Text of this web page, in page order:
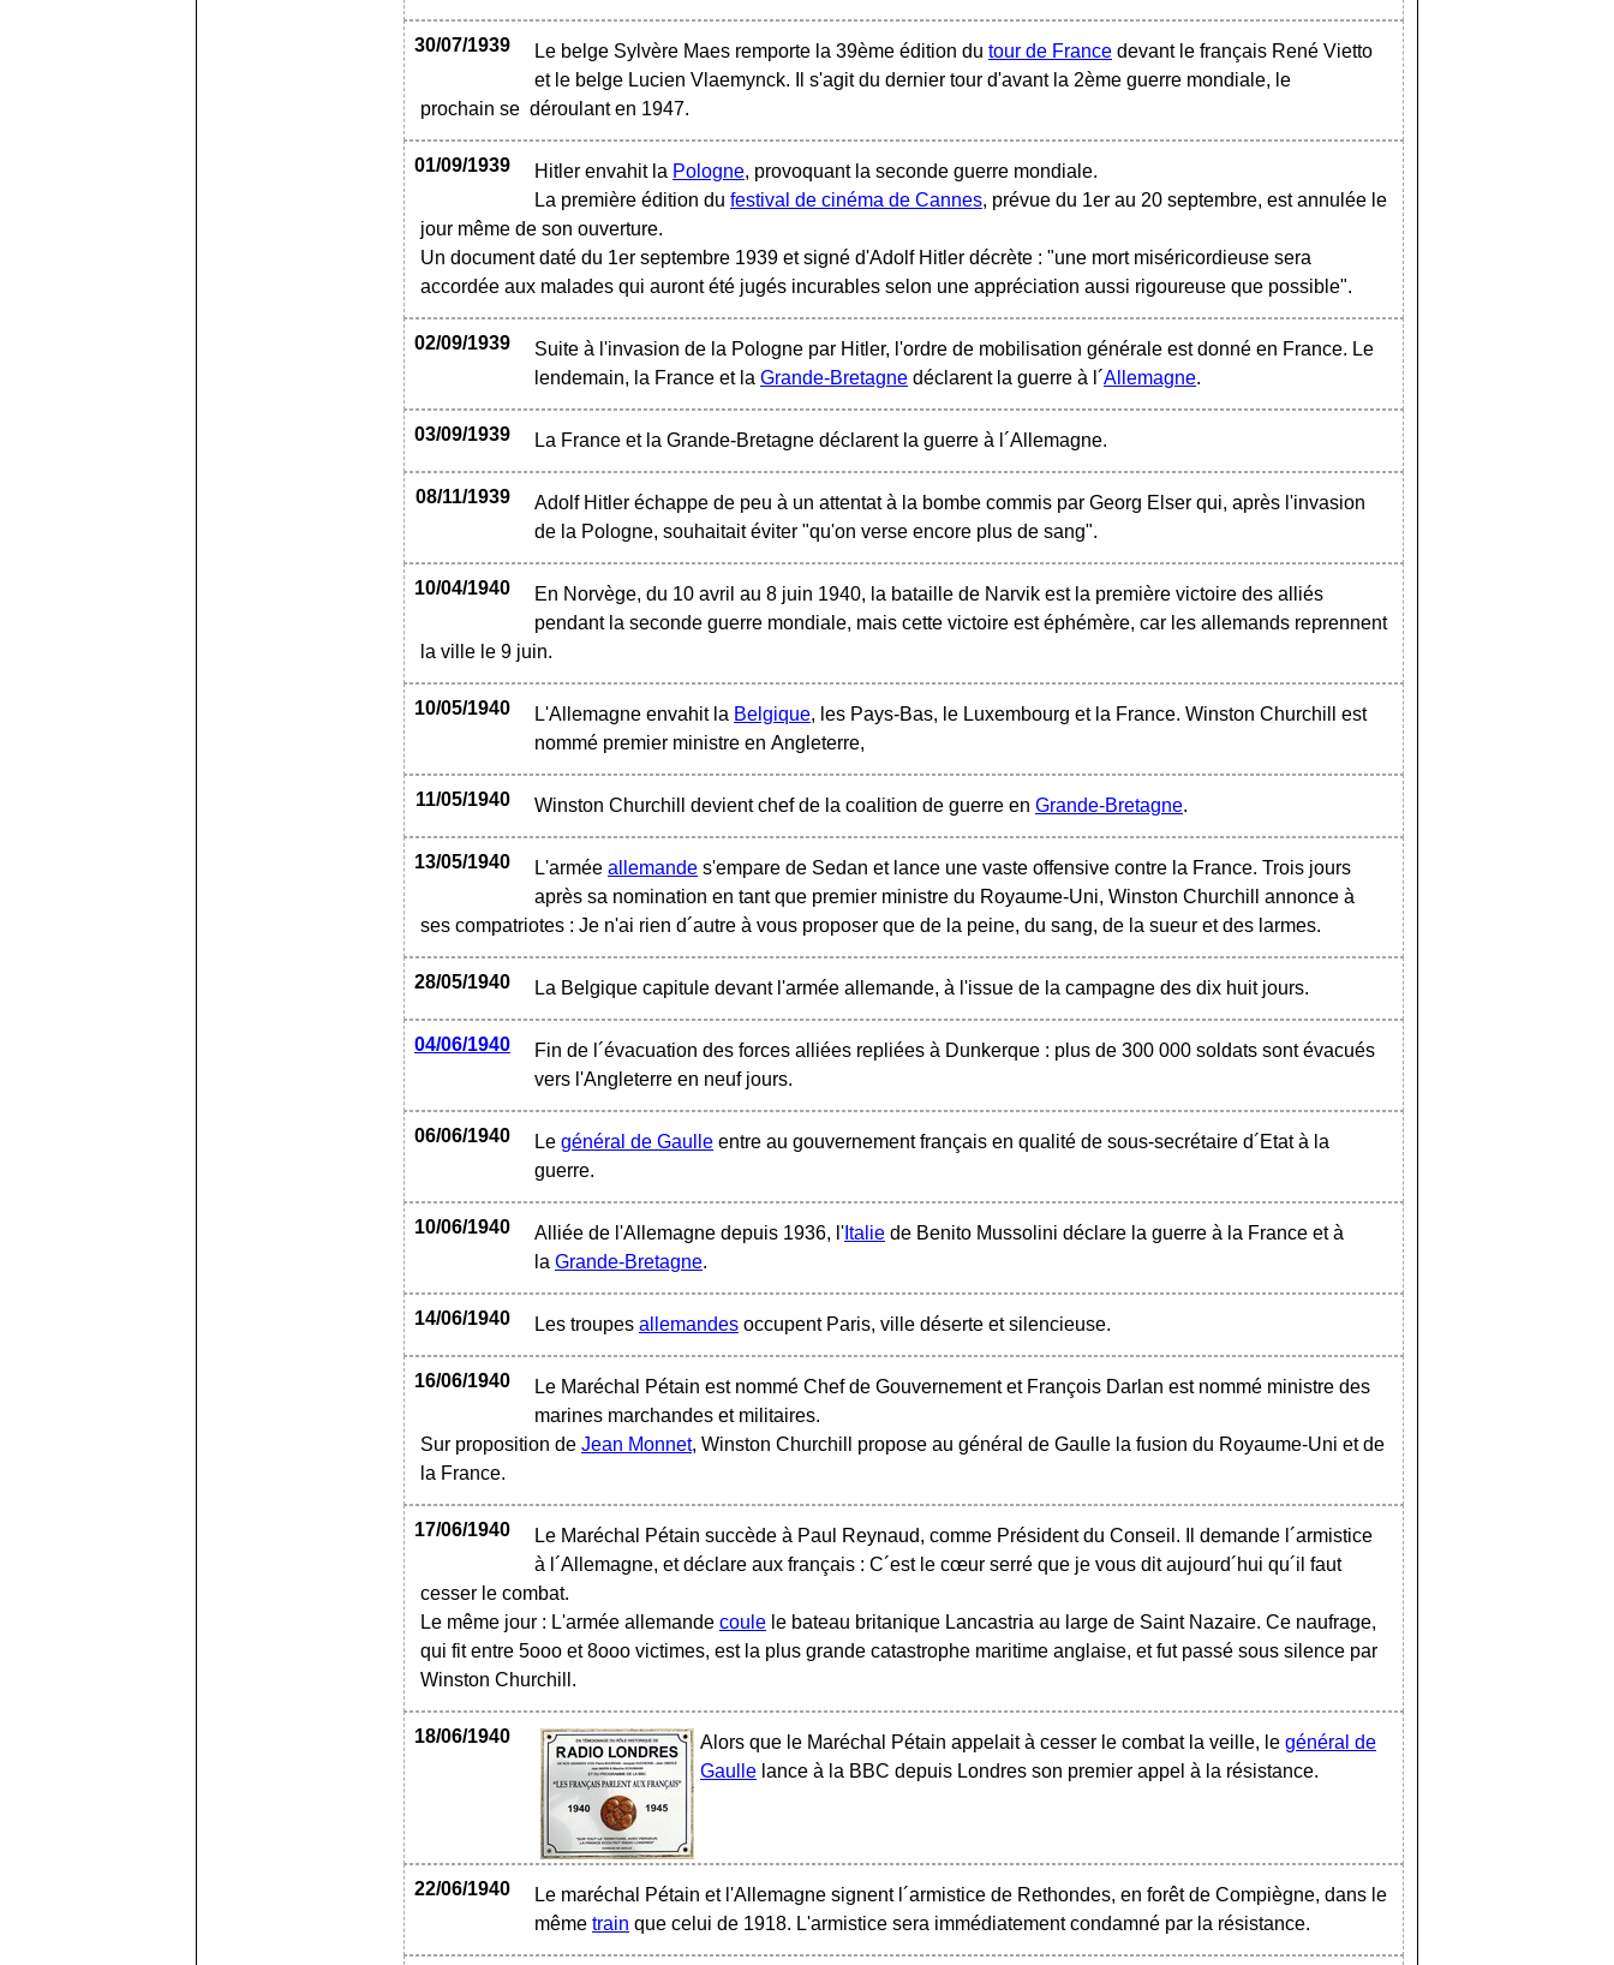
30/07/1939 Le belge Sylvère Maes remporte la 39ème édition du tour de France devant le français René Vietto
et le belge Lucien Vlaemynck. Il s'agit du dernier tour d'avant la 2ème guerre mondiale, le
prochain se déroulant en 1947.
01/09/1939 Hitler envahit la Pologne, provoquant la seconde guerre mondiale.
La première édition du festival de cinéma de Cannes, prévue du 1er au 20 septembre, est annulée le
jour même de son ouverture.
Un document daté du 1er septembre 1939 et signé d'Adolf Hitler décrète : "une mort miséricordieuse sera
accordée aux malades qui auront été jugés incurables selon une appréciation aussi rigoureuse que possible".
02/09/1939
Suite à l'invasion de la Pologne par Hitler, l'ordre de mobilisation générale est donné en France. Le
lendemain, la France et la Grande-Bretagne déclarent la guerre à l´Allemagne.
03/09/1939 La France et la Grande-Bretagne déclarent la guerre à l´Allemagne.
08/11/1939
Adolf Hitler échappe de peu à un attentat à la bombe commis par Georg Elser qui, après l'invasion
de la Pologne, souhaitait éviter "qu'on verse encore plus de sang".
10/04/1940
En Norvège, du 10 avril au 8 juin 1940, la bataille de Narvik est la première victoire des alliés
pendant la seconde guerre mondiale, mais cette victoire est éphémère, car les allemands reprennent
la ville le 9 juin.
10/05/1940 L'Allemagne envahit la Belgique, les Pays-Bas, le Luxembourg et la France. Winston Churchill est
nommé premier ministre en Angleterre,
11/05/1940 Winston Churchill devient chef de la coalition de guerre en Grande-Bretagne.
13/05/1940 L'armée allemande s'empare de Sedan et lance une vaste offensive contre la France. Trois jours
après sa nomination en tant que premier ministre du Royaume-Uni, Winston Churchill annonce à
ses compatriotes : Je n'ai rien d´autre à vous proposer que de la peine, du sang, de la sueur et des larmes.
28/05/1940 La Belgique capitule devant l'armée allemande, à l'issue de la campagne des dix huit jours.
04/06/1940
Fin de l´évacuation des forces alliées repliées à Dunkerque : plus de 300 000 soldats sont évacués
vers l'Angleterre en neuf jours.
06/06/1940 Le général de Gaulle entre au gouvernement français en qualité de sous-secrétaire d´Etat à la
guerre.
10/06/1940 Alliée de l'Allemagne depuis 1936, l' Italie de Benito Mussolini déclare la guerre à la France et à
la Grande-Bretagne.
14/06/1940 Les troupes allemandes occupent Paris, ville déserte et silencieuse.
16/06/1940
Le Maréchal Pétain est nommé Chef de Gouvernement et François Darlan est nommé ministre des
marines marchandes et militaires.
Sur proposition de Jean Monnet, Winston Churchill propose au général de Gaulle la fusion du Royaume-Uni et de
la France.
17/06/1940
Le Maréchal Pétain succède à Paul Reynaud, comme Président du Conseil. Il demande l´armistice
à l´Allemagne, et déclare aux français : C´est le cœur serré que je vous dit aujourd´hui qu´il faut
cesser le combat.
Le même jour : L'armée allemande coule le bateau britanique Lancastria au large de Saint Nazaire. Ce naufrage,
qui fit entre 5ooo et 8ooo victimes, est la plus grande catastrophe maritime anglaise, et fut passé sous silence par
Winston Churchill.
18/06/1940 Alors que le Maréchal Pétain appelait à cesser le combat la veille, le général de
Gaulle lance à la BBC depuis Londres son premier appel à la résistance.
22/06/1940
Le maréchal Pétain et l'Allemagne signent l´armistice de Rethondes, en forêt de Compiègne, dans le
même train que celui de 1918. L'armistice sera immédiatement condamné par la résistance.